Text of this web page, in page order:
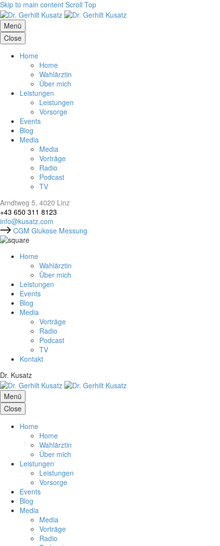
Skip to main content Scroll Top
Menü
Close
Home
Home
Wahlärztin
Über mich
Leistungen
Leistungen
Vorsorge
Events
Blog
Media
Media
Vorträge
Radio
Podcast
TV
Arndtweg 5, 4020 Linz
+43 650 311 8123
info@kusatz.com
CGM Glukose Messung
Home
Wahlärztin
Über mich
Leistungen
Events
Blog
Media
Vorträge
Radio
Podcast
TV
Kontakt
Dr. Kusatz
Menü
Close
Home
Home
Wahlärztin
Über mich
Leistungen
Leistungen
Vorsorge
Events
Blog
Media
Media
Vorträge
Radio